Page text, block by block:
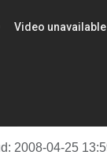
2008-04-25